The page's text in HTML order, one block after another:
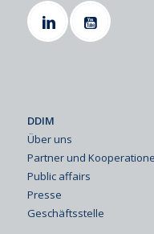
DDIM
Über uns
Partner und
Public affairs
Presse
Geschäftsstelle